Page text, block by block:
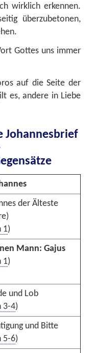
wirklich erkennen.
überzubetonen,
Gottes uns immer
auf die Seite der
es, andere in Liebe
Johannesbrief
der Älteste
1)
Mann: Gajus
1)
und Lob
3-4)
und Bitte
5-6)